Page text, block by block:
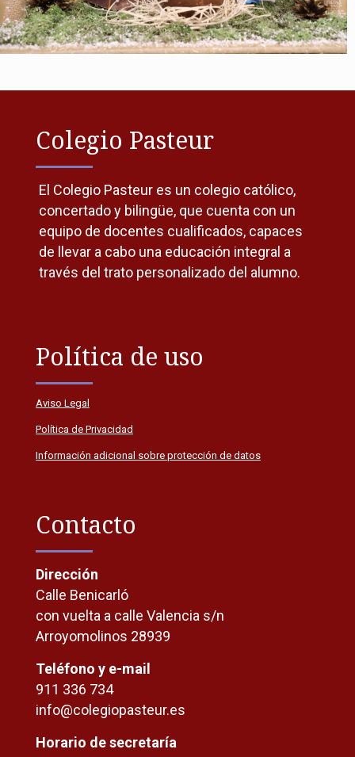
Colegio Pasteur
El Colegio Pasteur es un colegio católico,
concertado y bilingüe, que cuenta con un
equipo de docentes cualificados, capaces
de llevar a cabo una educación integral a
través del trato personalizado del alumno.
Política de uso
Aviso Legal
Política de Privacidad
Información adicional sobre protección de datos
Contacto
Dirección
Calle Benicarló
con vuelta a calle Valencia s/n
Arroyomolinos 28939
Teléfono y e-mail
911 336 734
info@colegiopasteur.es
Horario de secretaría